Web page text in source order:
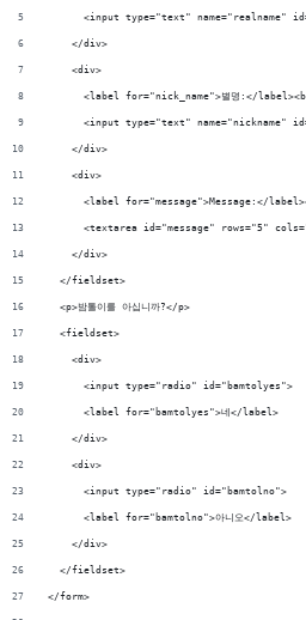
<input type="text" name="realname"
    </div>
    <div>
<label for="nick_name">별명:</
<input type="text" name="nickname"
    </div>
    <div>
<label for="message">Message:</
<textarea id="message" rows="5"
    </div>
  </fieldset>
  <p>밤톨이를 아십니까?</p>
  <fieldset>
    <div>
      <input type="radio" id="bamtolyes">
      <label for="bamtolyes">네</label>
    </div>
    <div>
      <input type="radio" id="bamtolno">
      <label for="bamtolno">아니오</label>
    </div>
  </fieldset>
</form>